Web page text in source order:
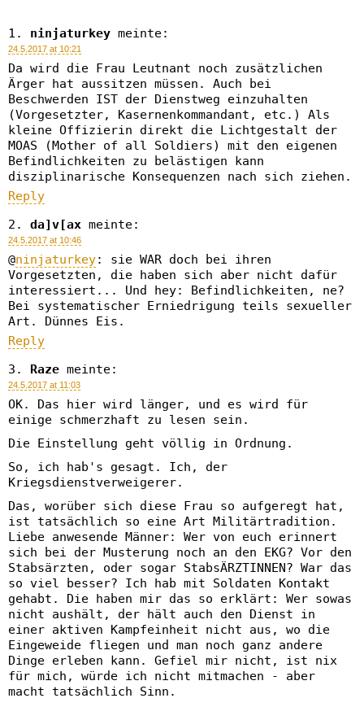
ninjaturkey meinte:
24.5.2017 at 10:21
Da wird die Frau Leutnant noch zusätzlichen
Ärger hat aussitzen müssen. Auch bei
Beschwerden IST der Dienstweg einzuhalten
(Vorgesetzter, Kasernenkommandant, etc.) Als
kleine Offizierin direkt die Lichtgestalt der
MOAS (Mother of all Soldiers) mit den eigenen
Befindlichkeiten zu belästigen kann
disziplinarische Konsequenzen nach sich ziehen.
Reply
da]v[ax meinte:
24.5.2017 at 10:46
@ninjaturkey: sie WAR doch bei ihren
Vorgesetzten, die haben sich aber nicht dafür
interessiert... Und hey: Befindlichkeiten, ne?
Bei systematischer Erniedrigung teils sexueller
Art. Dünnes Eis.
Reply
Raze meinte:
24.5.2017 at 11:03
OK. Das hier wird länger, und es wird für
einige schmerzhaft zu lesen sein.
Die Einstellung geht völlig in Ordnung.
So, ich hab's gesagt. Ich, der
Kriegsdienstverweigerer.
Das, worüber sich diese Frau so aufgeregt hat,
ist tatsächlich so eine Art Militärtradition.
Liebe anwesende Männer: Wer von euch erinnert
sich bei der Musterung noch an den EKG? Vor den
Stabsärzten, oder sogar StabsÄRZTINNEN? War das
so viel besser? Ich hab mit Soldaten Kontakt
gehabt. Die haben mir das so erklärt: Wer sowas
nicht aushält, der hält auch den Dienst in
einer aktiven Kampfeinheit nicht aus, wo die
Eingeweide fliegen und man noch ganz andere
Dinge erleben kann. Gefiel mir nicht, ist nix
für mich, würde ich nicht mitmachen - aber
macht tatsächlich Sinn.